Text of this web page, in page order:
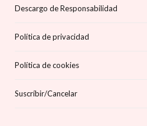
Descargo de Responsabilidad
Política de privacidad
Política de cookies
Suscríbir/Cancelar